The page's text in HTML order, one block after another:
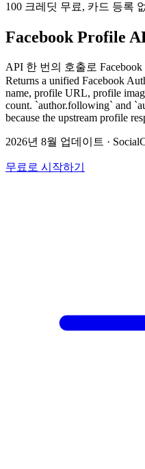
100 크레딧 무료, 카드 등록
Facebook Profile
API 한 번의 호출로
Returns a unified Facebook
name, profile URL, profile
count. `author.following` and
because the upstream profile
2026년 8월 업데이트 ·
무료로 시작하기